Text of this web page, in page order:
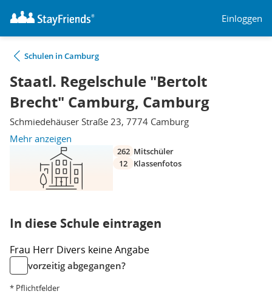
Einloggen
Schulen in Camburg
Staatl. Regelschule "Bertolt
Brecht" Camburg, Camburg
Schmiedehäuser Straße 23, 7774 Camburg
Mehr anzeigen
262 Mitschüler
12
Klassenfotos
In diese Schule eintragen
Frau Herr Divers keine Angabe
vorzeitig abgegangen?
* Pflichtfelder